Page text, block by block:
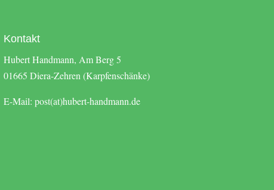
Kontakt
Hubert Handmann, Am Berg 5
01665 Diera-Zehren (Karpfenschänke)
E-Mail: post(at)hubert-handmann.de